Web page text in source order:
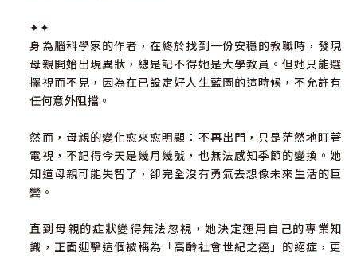
✦✦
身為腦科學家的作者，在終於找到一份安穩的教職時，發現
母親開始出現異狀，總是記不得她是大學教員。但她只能選
擇視而不見，因為在已設定好人生藍圖的這時候，不允許有
任何意外阻擋。
然而，母親的變化愈來愈明顯：不再出門，只是茫然地盯著
電視，不記得今天是幾月幾號，也無法感知季節的變換。她
知道母親可能失智了，卻完全沒有勇氣去想像未來生活的巨
變。
直到母親的症狀變得無法忽視，她決定運用自己的專業知
識，正面迎擊這個被稱為「高齡社會世紀之癌」的絕症，更